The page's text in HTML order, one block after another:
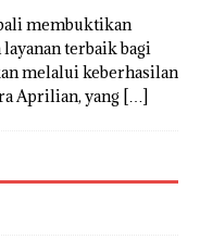
membuktikan
terbaik bagi
melalui keberhasilan
Aprilian, yang […]